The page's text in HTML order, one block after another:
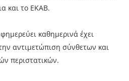
και το ΕΚΑΒ.
καθημερινά έχει
αντιμετώπιση σύνθετων και
περιστατικών.